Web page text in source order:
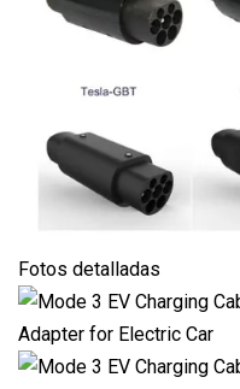
Fotos detalladas